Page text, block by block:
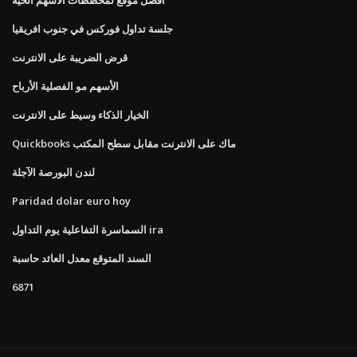
جلسة تداول فوركس في جنوب افريقيا
قرض الضريبة على الانترنت
الأسهم مو الفصلية الأرباح
الخيار الذكاء وسيط على الانترنت
Quickbooks ماك على الانترنت مقابل سطح المكتب
لندن البورصة الآجلة
Paridad dolar euro hoy
السماسرة التفاعلية يوم التداول ira
السند المتوقع معدل العائد حاسبة
6871